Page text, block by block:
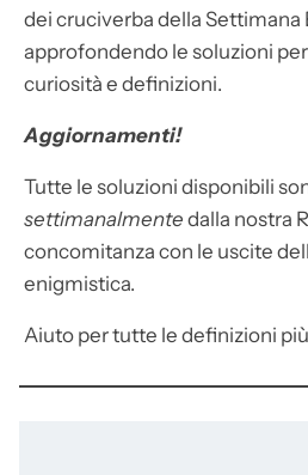
dei cruciverba della Settimana
approfondendo le soluzioni
curiosità e definizioni.
Aggiornamenti!
Tutte le soluzioni disponibili
settimanalmente dalla nostra
concomitanza con le uscite
enigmistica.
Aiuto per tutte le definizioni